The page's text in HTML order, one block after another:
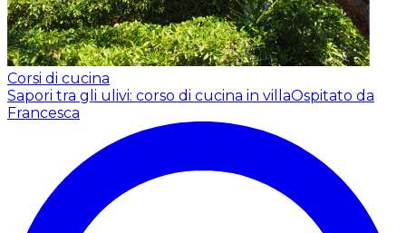
Corsi di cucina
Sapori tra gli ulivi: corso di cucina in villaOspitato da
Francesca